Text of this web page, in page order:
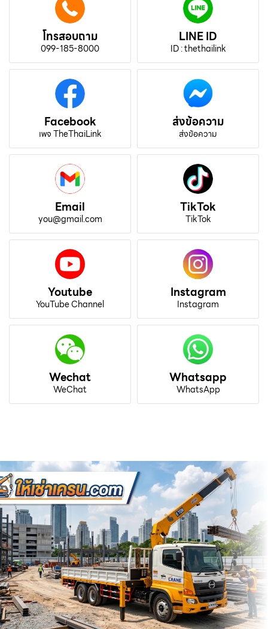
โทรสอบถาม
099-185-8000
LINE ID
ID : thethailink
Facebook
เพจ TheThaiLink
ส่งข้อความ
ส่งข้อความ
Email
you@gmail.com
TikTok
TikTok
Youtube
YouTube Channel
Instagram
Instagram
Wechat
WeChat
Whatsapp
WhatsApp